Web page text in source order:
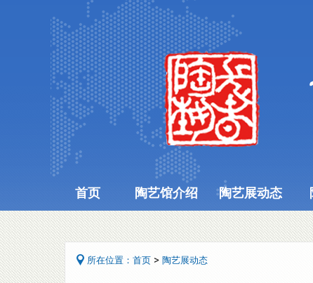
首页 陶艺馆介绍 陶艺展动态
所在位置： 首页 > 陶艺展动态